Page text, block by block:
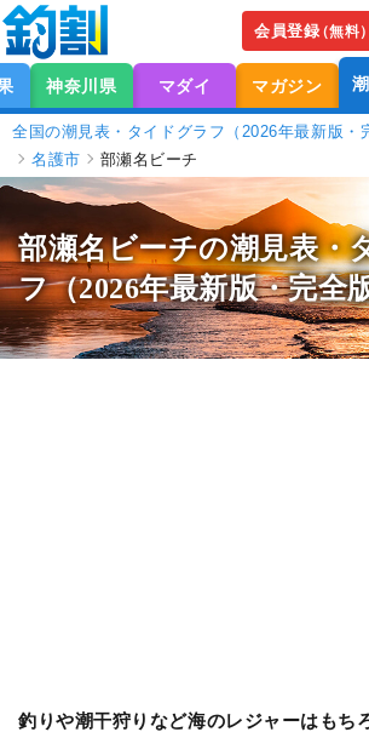
会員登録（無料）
神奈川県 マダイ マガジン
全国の潮見表・タイドグラフ（2026年最新版・
名護市
部瀬名ビーチ
部瀬名ビーチの潮見表・
フ（2026年最新版・完全
釣りや潮干狩りなど海のレジャーはもち